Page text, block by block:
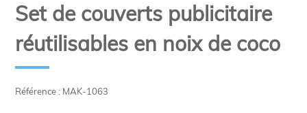
Référence : MAK-1063
Set de couverts publicitaire
réutilisables en noix de coco